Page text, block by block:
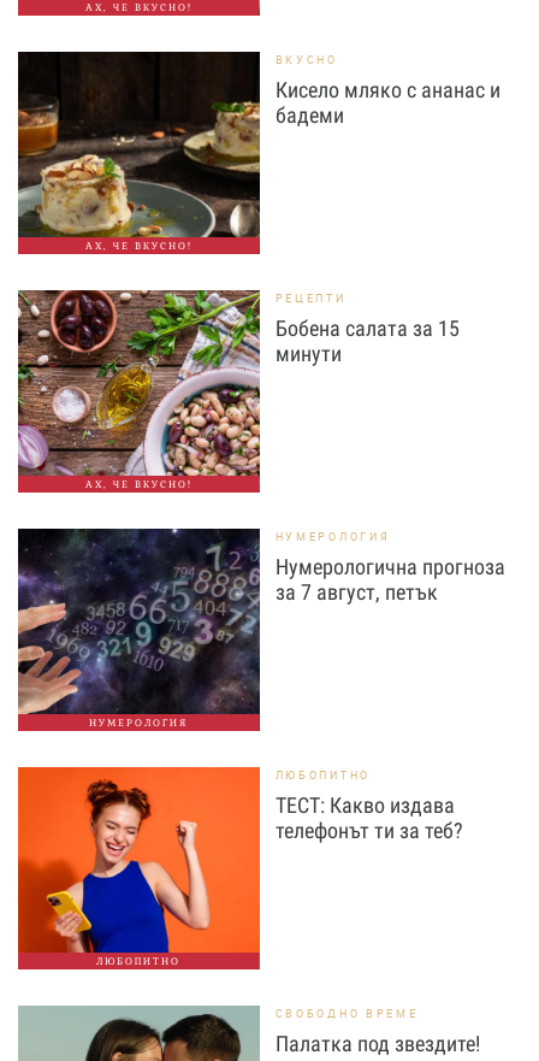
АХ, ЧЕ ВКУСНО!
АХ, ЧЕ ВКУСНО!
ВКУСНО
Кисело мляко с ананас и
бадеми
АХ, ЧЕ ВКУСНО!
РЕЦЕПТИ
Бобена салата за 15
минути
НУМЕРОЛОГИЯ
НУМЕРОЛОГИЯ
Нумерологична прогноза
за 7 август, петък
ЛЮБОПИТНО
ЛЮБОПИТНО
ТЕСТ: Какво издава
телефонът ти за теб?
СВОБОДНО ВРЕМЕ
Палатка под звездите!